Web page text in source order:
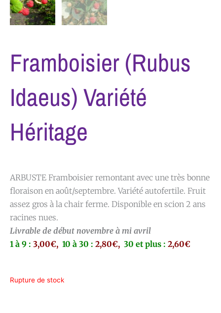
Framboisier (rubus
Idaeus) Variété
Héritage
ARBUSTE Framboisier remontant avec une très bonne
floraison en août/septembre. Variété autofertile. Fruit
assez gros à la chair ferme. Disponible en scion 2 ans
racines nues.
Livrable de début novembre à mi avril
1 à 9 : 3,00€, 10 à 30 : 2,80€, 30 et plus : 2,60€
Rupture de stock